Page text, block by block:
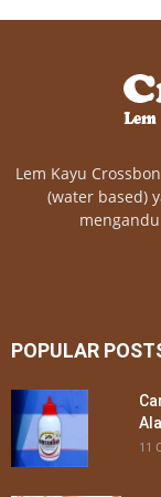
Lem Kayu
(water based)
POPULAR
11